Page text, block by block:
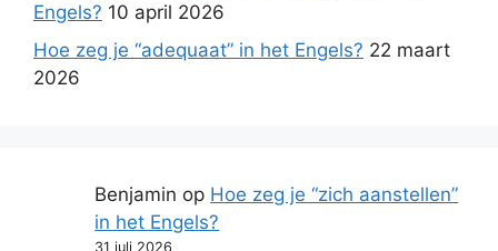
Engels? 10 april 2026
Hoe zeg je “adequaat” in het Engels? 22 maart
2026
Benjamin op Hoe zeg je “zich aanstellen”
in het Engels?
31 juli 2026